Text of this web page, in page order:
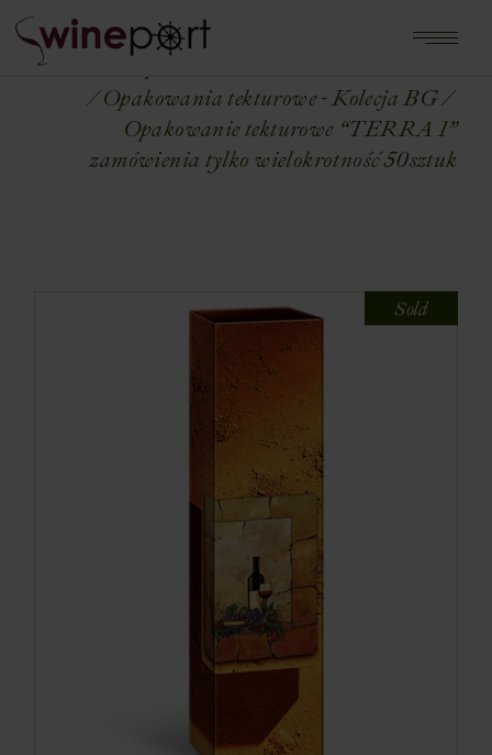
Home
Opakowania tekturowe - Kolecja BG
Opakowanie tekturowe “TERRA 1”
zamówienia tylko wielokrotność 50sztuk
Sold